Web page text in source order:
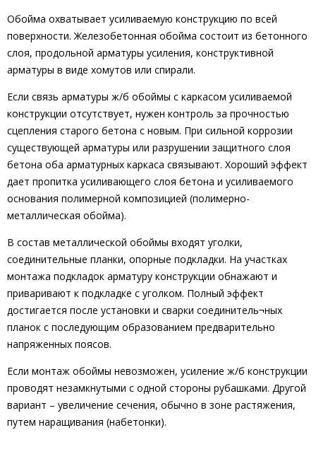
Обойма охватывает усиливаемую конструкцию по всей
поверхности. Железобетонная обойма состоит из бетонного
слоя, продольной арматуры усиления, конструктивной
арматуры в виде хомутов или спирали.
Если связь арматуры ж/б обоймы с каркасом усиливаемой
конструкции отсутствует, нужен контроль за прочностью
сцепления старого бетона с новым. При сильной коррозии
существующей арматуры или разрушении защитного слоя
бетона оба арматурных каркаса связывают. Хороший эффект
дает пропитка усиливающего слоя бетона и усиливаемого
основания полимерной композицией (полимерно-
металлическая обойма).
В состав металлической обоймы входят уголки,
соединительные планки, опорные подкладки. На участках
монтажа подкладок арматуру конструкции обнажают и
приваривают к подкладке с уголком. Полный эффект
достигается после установки и сварки соединитель¬ных
планок с последующим образованием предварительно
напряженных поясов.
Если монтаж обоймы невозможен, усиление ж/б конструкции
проводят незамкнутыми с одной стороны рубашками. Другой
вариант – увеличение сечения, обычно в зоне растяжения,
путем наращивания (набетонки).